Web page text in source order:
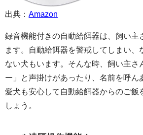
出典： Amazon
録音機能付きの自動給餌器は、飼い主
ます。自動給餌器を警戒してしまい、
ない犬もいます。そんな時、飼い主さ
ー」と声掛けがあったり、名前を呼ん
愛犬も安心して自動給餌器からのご飯
しょう。